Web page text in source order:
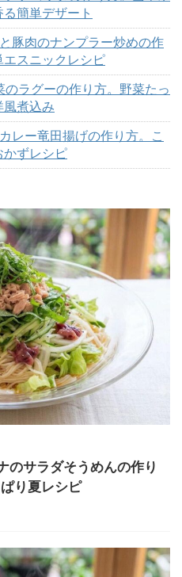
簡単デザート
豚肉のナンプラー炒めの作
スニックレシピ
のラグーの作り方。野菜たっ
煮込み
レー竜田揚げの作り方。こ
かずレシピ
のサラダそうめんの作り
り夏レシピ